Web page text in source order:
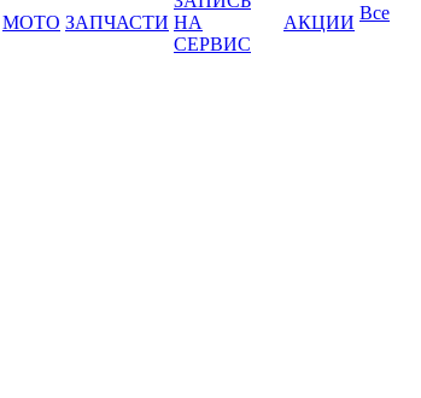
МОТО ЗАПЧАСТИ НА
СЕРВИС
АКЦИИ Все